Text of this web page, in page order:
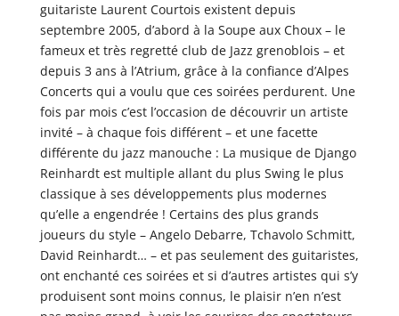
guitariste Laurent Courtois existent depuis
septembre 2005, d’abord à la Soupe aux Choux – le
fameux et très regretté club de Jazz grenoblois – et
depuis 3 ans à l’Atrium, grâce à la confiance d’Alpes
Concerts qui a voulu que ces soirées perdurent. Une
fois par mois c’est l’occasion de découvrir un artiste
invité – à chaque fois différent – et une facette
différente du jazz manouche : La musique de Django
Reinhardt est multiple allant du plus Swing le plus
classique à ses développements plus modernes
qu’elle a engendrée ! Certains des plus grands
joueurs du style – Angelo Debarre, Tchavolo Schmitt,
David Reinhardt… – et pas seulement des guitaristes,
ont enchanté ces soirées et si d’autres artistes qui s’y
produisent sont moins connus, le plaisir n’en n’est